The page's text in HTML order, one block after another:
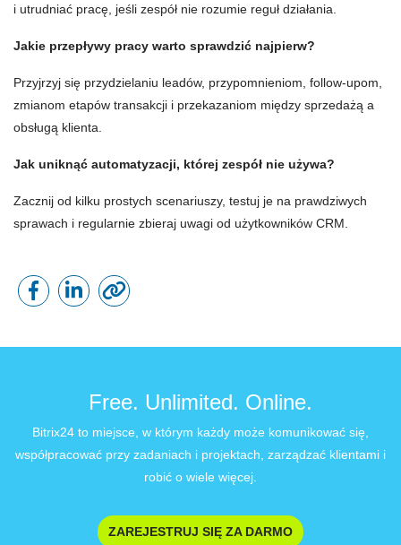
i utrudniać pracę, jeśli zespół nie rozumie reguł działania.
Jakie przepływy pracy warto sprawdzić najpierw?
Przyjrzyj się przydzielaniu leadów, przypomnieniom, follow-upom,
zmianom etapów transakcji i przekazaniom między sprzedażą a
obsługą klienta.
Jak uniknąć automatyzacji, której zespół nie używa?
Zacznij od kilku prostych scenariuszy, testuj je na prawdziwych
sprawach i regularnie zbieraj uwagi od użytkowników CRM.
Free. Unlimited. Online.
Bitrix24 to miejsce, w którym każdy może komunikować się,
współpracować przy zadaniach i projektach, zarządzać klientami i
robić o wiele więcej.
ZAREJESTRUJ SIĘ ZA DARMO